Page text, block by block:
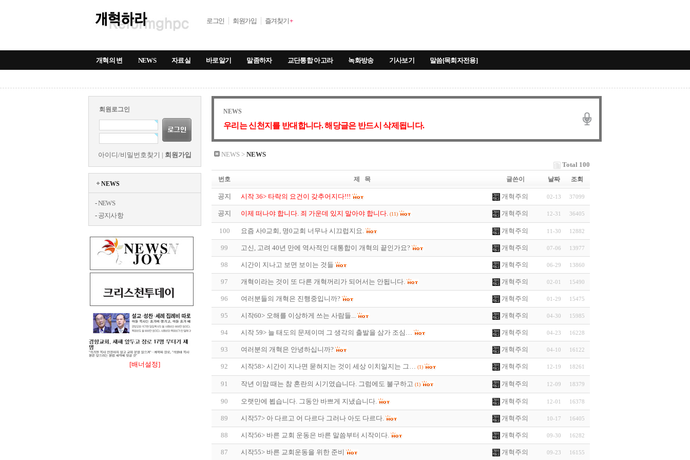
로그인 회원가입 즐겨찾기+
개혁의 변 NEWS 자료실 바로알기 말좀하자 교단통합 아고라 녹화방송 기사보기 말씀[목회자전용]
회원로그인
아이디/비밀번호찾기 | 회원가입
NEWS
-NEWS
- 공지사항
[배너설정]
NEWS
우리는 신천지를 반대합니다. 해당글은 반드시 삭제됩니다.
NEWS > NEWS
Total 100
번호 제 목 글쓴이 날짜 조회
공지 시작 36> 타락의 요건이 갖추어지다!!! 개혁주의 02-13 37099
공지 이제 떠나야 합니다. 죄 가운데 있지 말아야 합니다. (11) 개혁주의 12-31 36405
100 요즘 사0교회, 명0교회 너무나 시끄럽지요. 개혁주의 11-30 12882
99 고신, 고려 40년 만에 역사적인 대통합이 개혁의 끝인가요? 개혁주의 07-06 13977
98 시간이 지나고 보면 보이는 것들 개혁주의 06-29 13860
97 개혁이라는 것이 또 다른 개혁꺼리가 되어서는 안됩니다. 개혁주의 02-01 15490
96 여러분들의 개혁은 진행중입니까? 개혁주의 01-29 15475
95 시작60> 오해를 이상하게 쓰는 사람들... 개혁주의 04-30 15985
94 시작 59> 늘 태도의 문제이며 그 생각의 출발을 삼가 조심… 개혁주의 04-23 16228
93 여러분의 개혁은 안녕하십니까? 개혁주의 04-10 16122
92 시작58> 시간이 지나면 묻혀지는 것이 세상 이치일지는 그… (1) 개혁주의 12-19 18261
91 작년 이맘 때는 참 혼란의 시기였습니다. 그럼에도 불구하고 (1) 개혁주의 12-09 18379
90 오랫만에 뵙습니다. 그동안 바쁘게 지냈습니다. 개혁주의 12-01 16378
89 시작57> 아 다르고 어 다르다 그러나 아도 다르다. 개혁주의 10-17 16405
88 시작56> 바른 교회 운동은 바른 말씀부터 시작이다. 개혁주의 09-30 16282
87 시작55> 바른 교회운동을 위한 준비 개혁주의 09-23 16155